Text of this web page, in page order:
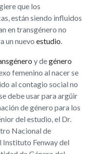
que los
están siendo influidos
en transgénero no
un nuevoestudio.
y degénero
femenino al nacer se
al contagio social no
debe usar para argüir
de género para los
del estudio, el Dr.
Nacional de
Instituto Fenway del